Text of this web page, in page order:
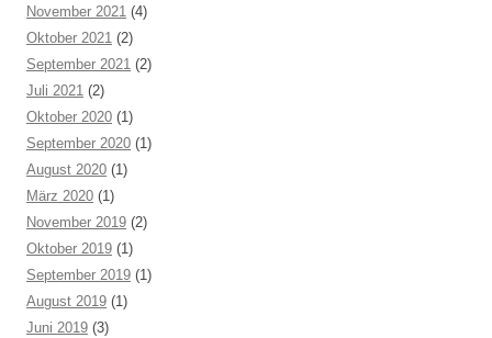
November 2021 (4)
Oktober 2021 (2)
September 2021 (2)
Juli 2021 (2)
Oktober 2020 (1)
September 2020 (1)
August 2020 (1)
März 2020 (1)
November 2019 (2)
Oktober 2019 (1)
September 2019 (1)
August 2019 (1)
Juni 2019 (3)